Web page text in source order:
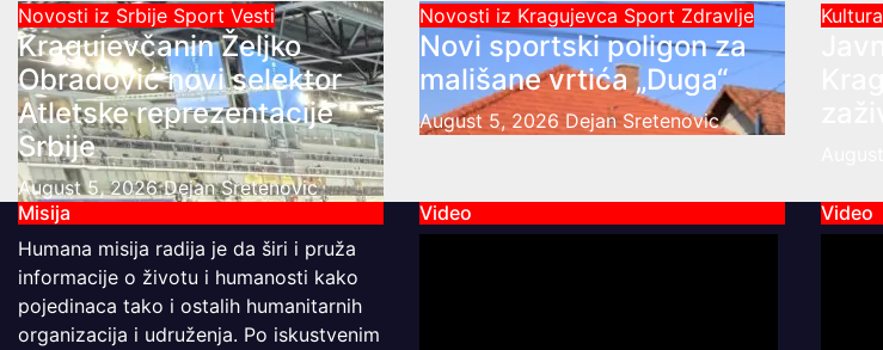
Novosti iz Srbije Sport Vesti
Kragujevčanin Željko
Obradović novi selektor
Atletske reprezentacije
Srbije
August 5, 2026Dejan Sretenovic
Novosti iz Kragujevca Sport Zdravlje
Novi sportski poligon za
mališane vrtića „Duga“
August 5, 2026Dejan Sretenovic
Kultura
Misija
Humana misija radija je da širi i pruža
informacije o životu i humanosti kako
pojedinaca tako i ostalih humanitarnih
organizacija i udruženja. Po iskustvenim
Video Video